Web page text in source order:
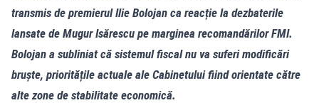
transmis de premierul Ilie Bolojan ca reacție la dezbaterile
lansate de Mugur Isărescu pe marginea recomandărilor FMI.
Bolojan a subliniat că sistemul fiscal nu va suferi modificări
bruște, prioritățile actuale ale Cabinetului fiind orientate către
alte zone de stabilitate economică.